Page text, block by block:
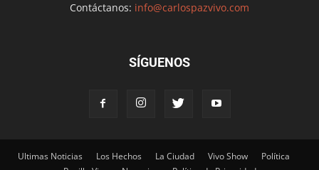
Contáctanos: info@carlospazvivo.com
SÍGUENOS
Ultimas Noticias Los Hechos La Ciudad Vivo Show
Política